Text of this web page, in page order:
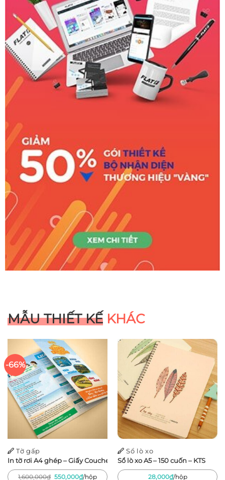
MẪU THIẾT KẾ KHÁC
-66%
Tờ gấp
In tờ rơi A4 ghép – Giấy Couche 150gsm – 500 tờ
1,600,000₫ Giá
550,000₫Giá
/hộp
Sổ lò xo
Sổ lò xo A5 – 150 cuốn – KTS
28,000₫/hộp